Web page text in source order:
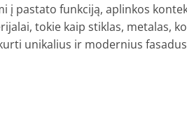
į pastato funkciją, aplinkos
tokie kaip stiklas, metalas,
unikalius ir modernius